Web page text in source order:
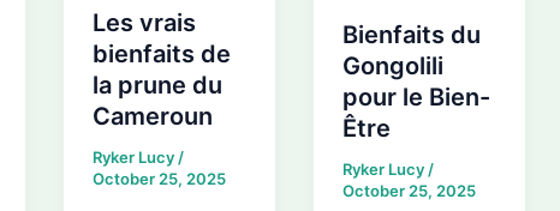
Les vrais
bienfaits de
la prune du
Cameroun
Ryker Lucy /
October 25, 2025
Bienfaits du
Gongolili
pour le Bien-
Être
Ryker Lucy /
October 25, 2025